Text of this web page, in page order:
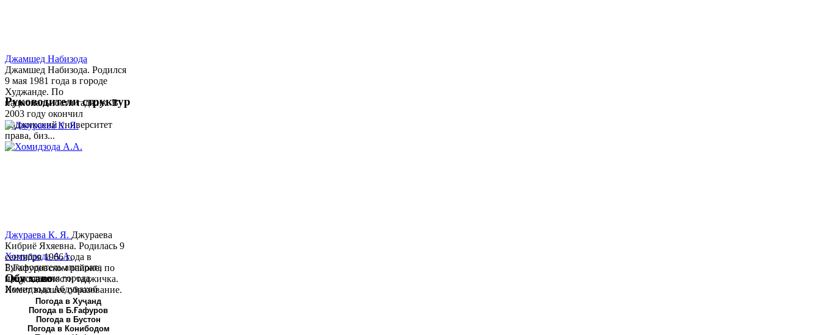
Джамшед Набизода
Джамшед Набизода. Родился
9 мая 1981 года в городе
Худжанде. По
национальности таджик. В
2003 году окончил
Таджикский университет
права, биз...
Хомидзода А.А.
Руководитель аппарата
председателя города
Хомидзода Абдувахоб
Абдумаджид родился 8
июня 1978 года в городе
Худжанде. По
национальности...
Руководители структур
Джураева К. Я. Джураева
Кибриё Яхяевна. Родилась 9
сентября 1966 года в
Б.Гафуровском районе, по
национальности таджичка.
Имеет высшее образование.
В 1997 ...
Обу хаво
Погода в Хуҷанд
Погода в Б.Ғафуров
Погода в Бустон
Погода в Конибодом